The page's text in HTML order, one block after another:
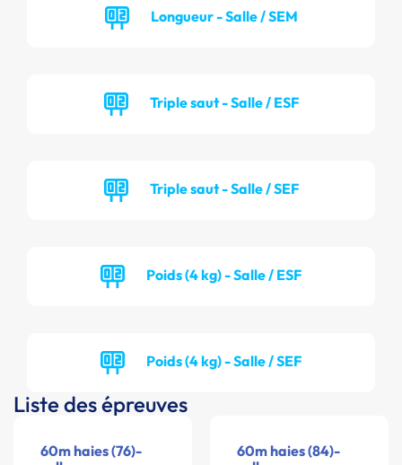
Longueur - Salle / SEM
Triple saut - Salle / ESF
Triple saut - Salle / SEF
Poids (4 kg) - Salle / ESF
Poids (4 kg) - Salle / SEF
Liste des épreuves
60m haies (76)-
60m haies (84)-